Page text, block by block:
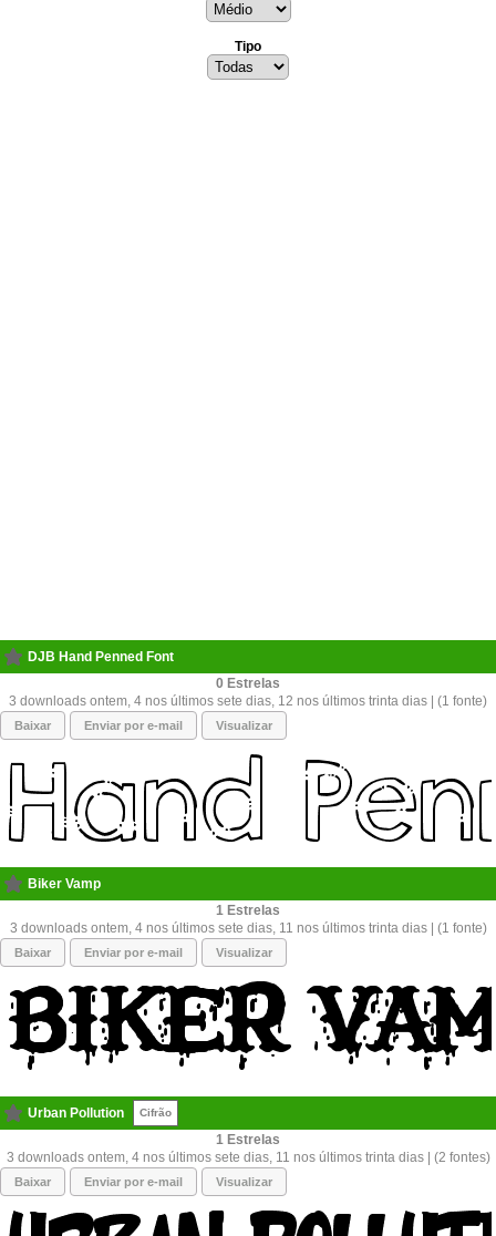
Tipo
DJB Hand Penned Font
0
3 downloads ontem, 4 nos últimos sete dias, 12 nos últimos trinta dias | (1 fonte)
Baixar Enviar por e-mail Visualizar
Biker Vamp
1
3 downloads ontem, 4 nos últimos sete dias, 11 nos últimos trinta dias | (1 fonte)
Baixar Enviar por e-mail Visualizar
Urban Pollution Cifrão
1
3 downloads ontem, 4 nos últimos sete dias, 11 nos últimos trinta dias | (2 fontes)
Baixar Enviar por e-mail Visualizar